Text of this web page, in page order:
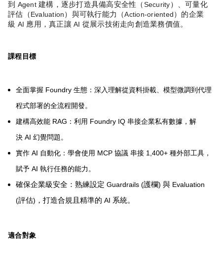
到 Agent 建構，逐步打造具備高安全性（Security）、可量化
評估（Evaluation）與可執行能力（Action-oriented）的企業
級 AI 應用，真正讓 AI 從展示技術走向創造業務價值。
課程目標
全面掌握 Foundry 生態：深入理解從資料掛載、模型微調到代理
程式部署的全流程開發。
建構高效能 RAG ：利用 Foundry IQ 串接企業私有數據，解
決 AI 幻覺問題。
實作 AI 自動化：學會使用 MCP 協議 串接 1,400+ 種外部工具，
賦予 AI 執行任務的能力。
確保企業級安全：熟練設定 Guardrails (護欄) 與 Evaluation
(評估) ，打造合規且精準的 AI 系統。
適合對象